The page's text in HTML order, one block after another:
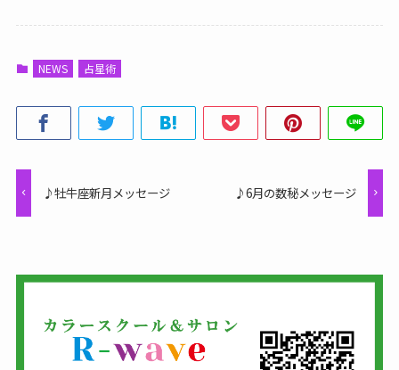
NEWS 占星術
♪牡牛座新月メッセージ ♪6月の数秘メッセージ